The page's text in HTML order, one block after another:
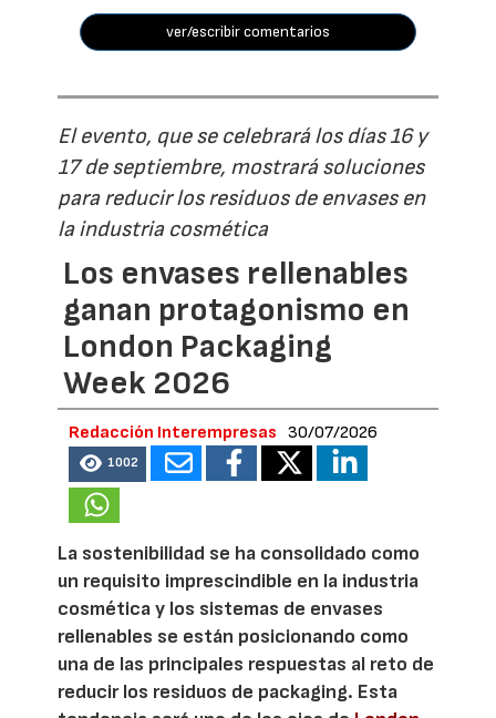
ver/escribir comentarios
El evento, que se celebrará los días 16 y
17 de septiembre, mostrará soluciones
para reducir los residuos de envases en
la industria cosmética
Los envases rellenables
ganan protagonismo en
London Packaging
Week 2026
Redacción Interempresas 30/07/2026
1002
La sostenibilidad se ha consolidado como
un requisito imprescindible en la industria
cosmética y los sistemas de envases
rellenables se están posicionando como
una de las principales respuestas al reto de
reducir los residuos de packaging. Esta